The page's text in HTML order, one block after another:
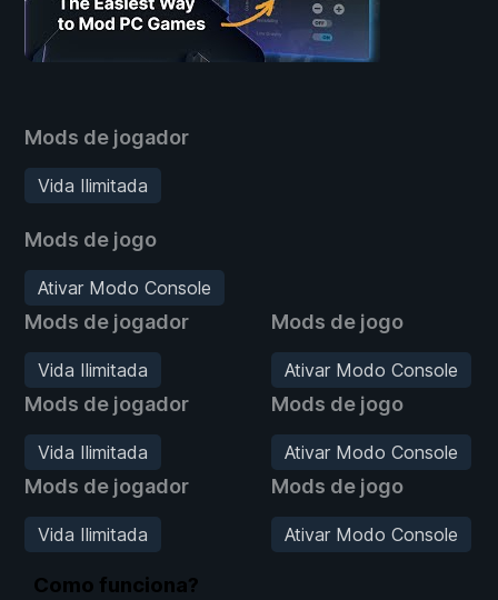
Mods de jogador
Vida Ilimitada
Mods de jogo
Ativar Modo Console
Mods de jogador
Vida Ilimitada
Mods de jogo
Ativar Modo Console
Mods de jogador
Vida Ilimitada
Mods de jogo
Ativar Modo Console
Mods de jogador
Vida Ilimitada
Mods de jogo
Ativar Modo Console
Como funciona?